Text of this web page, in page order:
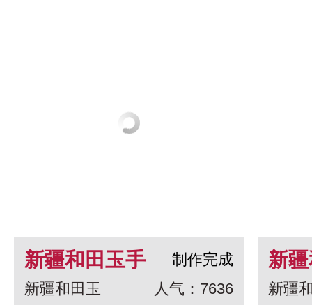
新疆和田玉手
串 龙生九子
制作完成
新疆和田玉
人气：7636
新
白
新疆